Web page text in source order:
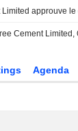
Agenda